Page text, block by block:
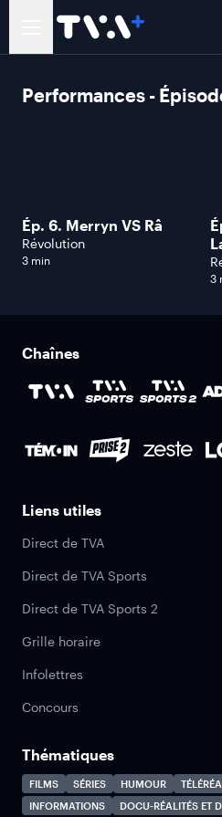
Performances -
Ép. 6. Merryn VS Râ
Révolution
3 min
3
Chaînes
Liens utiles
Direct de TVA
Direct de TVA Sports
Direct de TVA Sports 2
Grille horaire
Infolettres
Concours
Thématiques
FILMS SÉRIES HUMOUR
INFORMATIONS
DOCU-RÉALITÉS ET